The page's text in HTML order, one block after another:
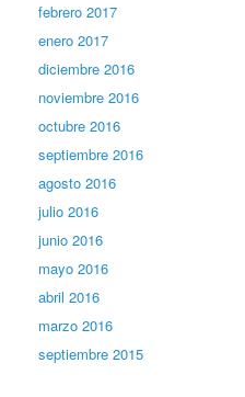
febrero 2017
enero 2017
diciembre 2016
noviembre 2016
octubre 2016
septiembre 2016
agosto 2016
julio 2016
junio 2016
mayo 2016
abril 2016
marzo 2016
septiembre 2015